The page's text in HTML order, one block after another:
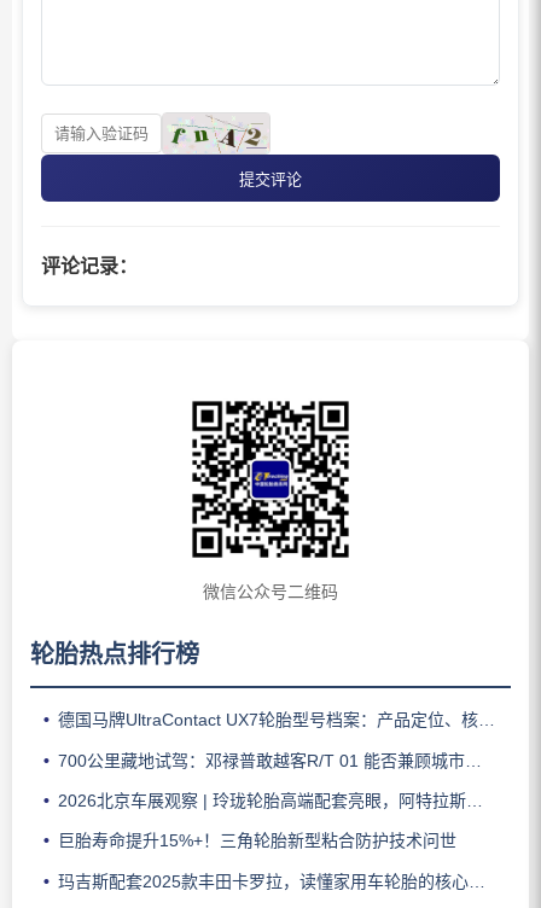
提交评论
评论记录：
微信公众号二维码
轮胎热点排行榜
德国马牌UltraContact UX7轮胎型号档案：产品定位、核心技术、适用车型与使用场景
700公里藏地试驾：邓禄普敢越客R/T 01 能否兼顾城市与越野？
2026北京车展观察 | 玲珑轮胎高端配套亮眼，阿特拉斯助力智界V9领跑豪华MPV市场
巨胎寿命提升15%+！三角轮胎新型粘合防护技术问世
玛吉斯配套2025款丰田卡罗拉，读懂家用车轮胎的核心密码